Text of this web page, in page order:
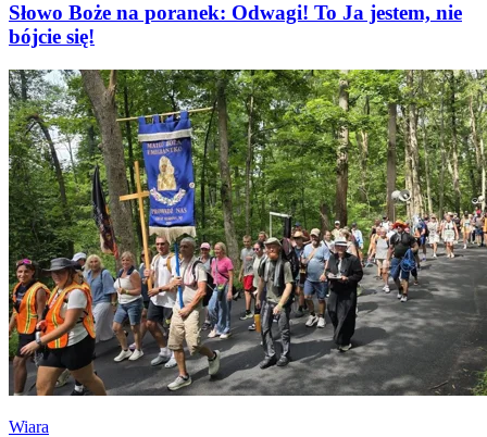
Słowo Boże na poranek: Odwagi! To Ja jestem, nie
bójcie się!
Wiara